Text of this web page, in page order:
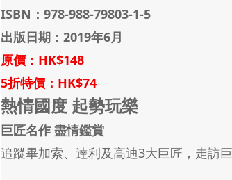
ISBN： 978-988-79803-1-5
出版日期：2019年6月
原價：HK$148
5折特價：HK$74
熱情國度 起勢玩樂
巨匠名作 盡情鑑賞
追蹤畢加索、達利及高迪3大巨匠，走訪